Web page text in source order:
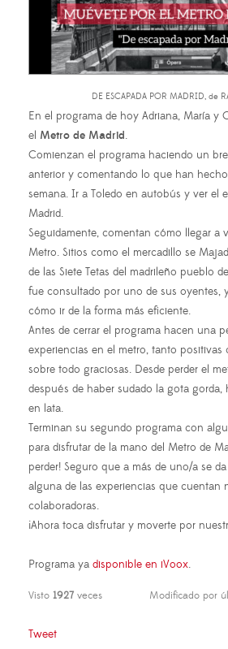
DE ESCAPADA POR MADRID, de
En el programa de hoy Adriana, María y
el Metro de Madrid.
Comienzan el programa haciendo un
anterior y comentando lo que han
semana. Ir a Toledo en autobús y ver el
Madrid.
Seguidamente, comentan cómo llegar a
Metro. Sitios como el mercadillo se
de las Siete Tetas del madrileño pueblo
fue consultado por uno de sus oyentes,
cómo ir de la forma más eficiente.
Antes de cerrar el programa hacen una
experiencias en el metro, tanto positivas
sobre todo graciosas. Desde perder el
después de haber sudado la gota gorda,
en lata.
Terminan su segundo programa con
para disfrutar de la mano del Metro de
perder! Seguro que a más de uno/a se
alguna de las experiencias que cuentan
colaboradoras.
¡Ahora toca disfrutar y moverte por
Programa ya disponible en iVoox.
Visto 1927 veces Modificado por
Tweet